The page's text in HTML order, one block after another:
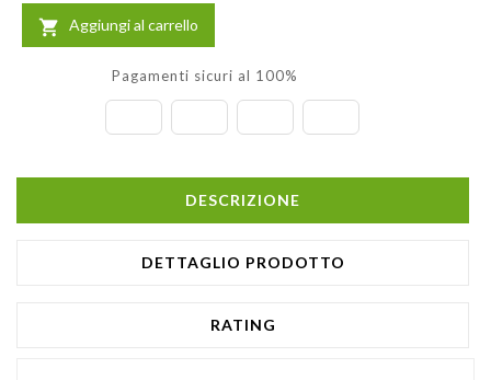
 Aggiungi al carrello
Pagamenti sicuri al 100%
DESCRIZIONE
DETTAGLIO PRODOTTO
RATING